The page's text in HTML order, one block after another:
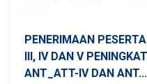
PENERIMAAN
III, IV DAN V
ANT_ATT-IV DAN ANT...